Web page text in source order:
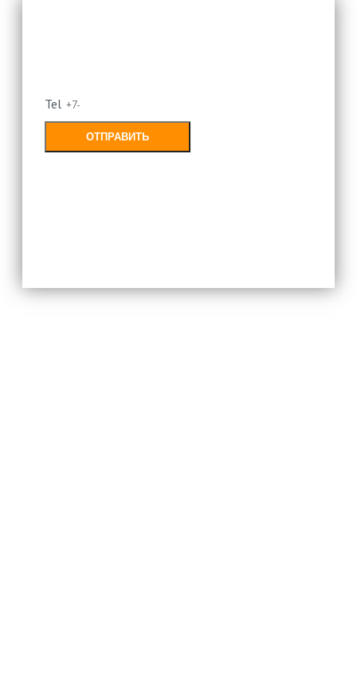
Tel
ОТПРАВИТЬ